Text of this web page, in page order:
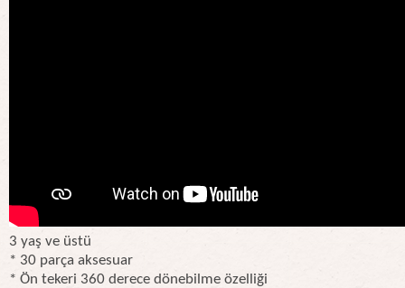
3 yaş ve üstü
* 30 parça aksesuar
* Ön tekeri 360 derece dönebilme özelliği